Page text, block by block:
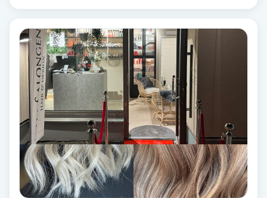
Face framing
Faceliftmassage
Fet hårbotten
Fettreducering
Fibromassage
Fillers